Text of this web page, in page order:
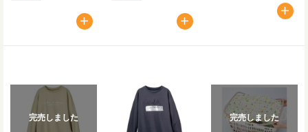
完売しました 完売しました